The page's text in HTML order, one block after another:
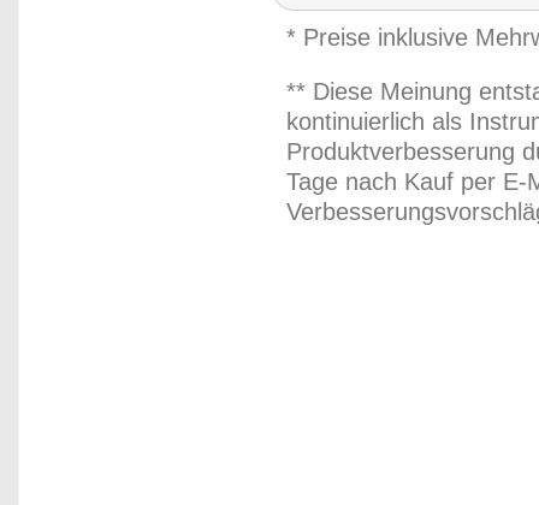
* Preise inklusive
** Diese Meinung
kontinuierlich als
Produktverbesserung
Tage nach Kauf per E-